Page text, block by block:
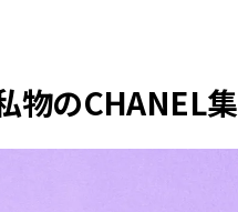
物のCHANEL集